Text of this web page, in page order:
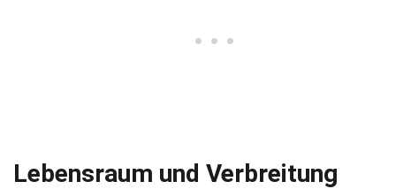
Lebensraum und Verbreitung